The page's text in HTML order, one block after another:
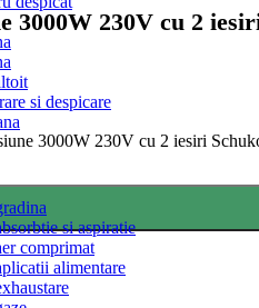
si despicare
si aspiratie
comprimat
alimentare
3000W 230V cu 2
3000W 230V cu 2 iesiri